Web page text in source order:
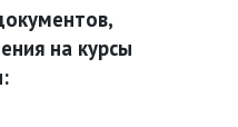
на курсы